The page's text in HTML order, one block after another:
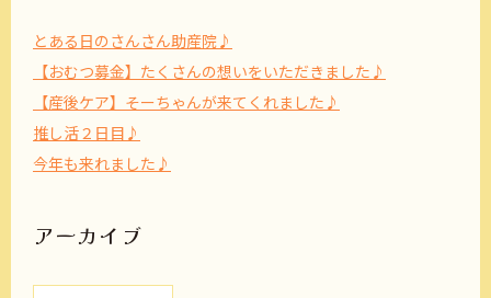
とある日のさんさん助産院♪
【おむつ募金】たくさんの想いをいただきました♪
【産後ケア】そーちゃんが来てくれました♪
推し活２日目♪
今年も来れました♪
アーカイブ